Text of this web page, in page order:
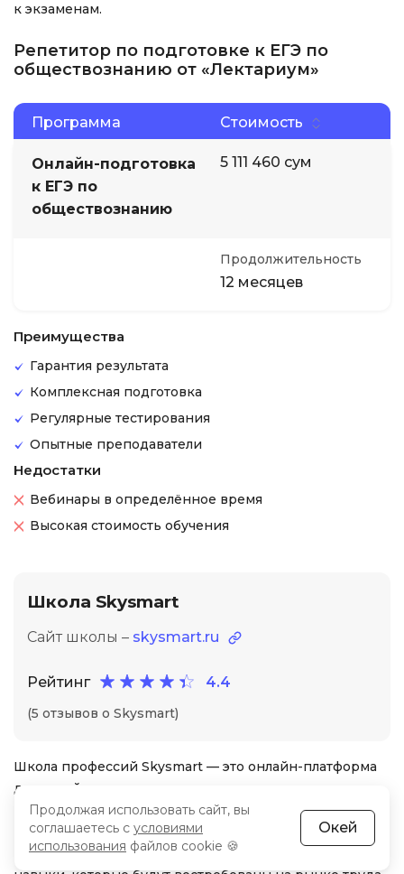
к экзаменам.
Репетитор по подготовке к ЕГЭ по
обществознанию от «Лектариум»
Программа Стоимость
Онлайн-подготовка
к ЕГЭ по
обществознанию
5 111 460 сум
Продолжительность
12 месяцев
Преимущества
Гарантия результата
Комплексная подготовка
Регулярные тестирования
Опытные преподаватели
Недостатки
Вебинары в определённое время
Высокая стоимость обучения
Школа Skysmart
Сайт школы – skysmart.ru
Рейтинг 4.4
(5 отзывов о Skysmart)
Школа профессий Skysmart — это онлайн-платформа
для детей, имеет государственную лицензию,
представляет курсы IT и программирование, курсы
школьной программы, подготовка ОГЭ, ЕГЭ, языковые
курсы. Игровой формат обучения, дети получают
Продолжая использовать сайт, вы
соглашаетесь с условиями
использования файлов cookie 🍪
Окей